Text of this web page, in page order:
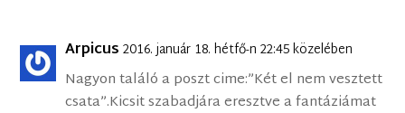
Arpicus 2016. január 18. hétfő-n 22:45 közelében
Nagyon találó a poszt cime:”Két el nem vesztett
csata”.Kicsit szabadjára eresztve a fantáziámat